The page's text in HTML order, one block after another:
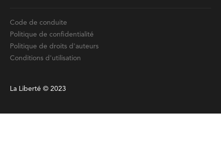
Code de conduite
Politique de confidentialité
Politique de droits d'auteurs
Conditions d'utilisation
La Liberté © 2023